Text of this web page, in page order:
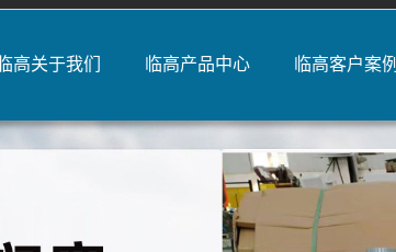
临高关于我们 临高产品中心 临高客户案例